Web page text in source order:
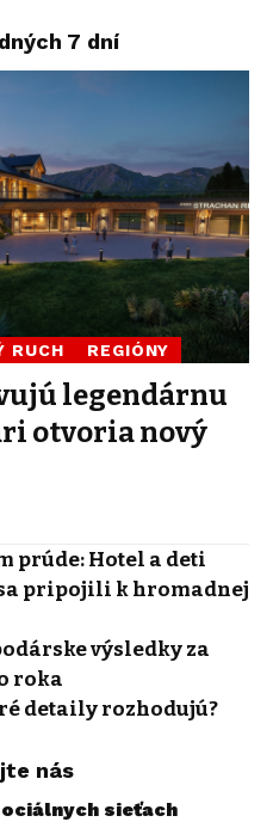
7 dní
RUCH REGIÓNY
legendárnu
otvoria nový
prúde: Hotel a deti
pripojili k hromadnej
výsledky za
roka
detaily rozhodujú?
nás
sieťach